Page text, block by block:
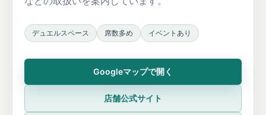
デュエルスペース 席数多め イベントあり
Googleマップで開く
店舗公式サイト